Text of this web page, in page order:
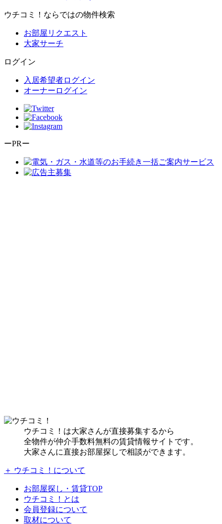
ウチコミ！ならではの物件検索
お部屋リクエスト
大家サーチ
ログイン
入居希望者ログイン
オーナーログイン
ーPRー
ウチコミ！は大家さんが直接募集するから
全物件が仲介手数料無料の賃貸情報サイトです。
大家さんに直接お部屋探しで相談ができます。
＋ ウチコミ！について
お部屋探し・賃貸TOP
ウチコミ！とは
会員登録について
取材について